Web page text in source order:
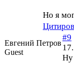
Но я
Евгений Петров
Guest
#9
Ну